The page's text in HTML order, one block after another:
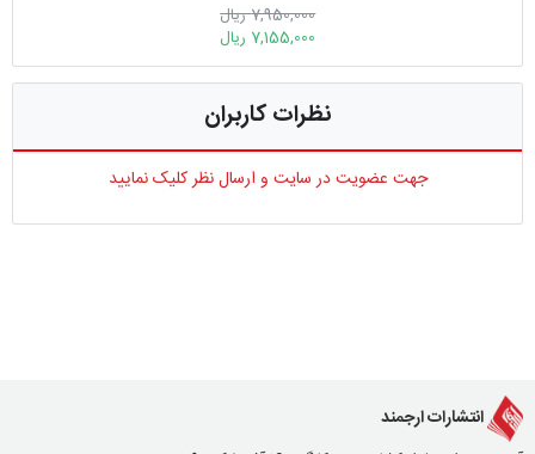
7,950,000 ریال
7,155,000 ریال
نظرات کاربران
جهت عضویت در سایت و ارسال نظر کلیک نمایید
انتشارات ارجمند